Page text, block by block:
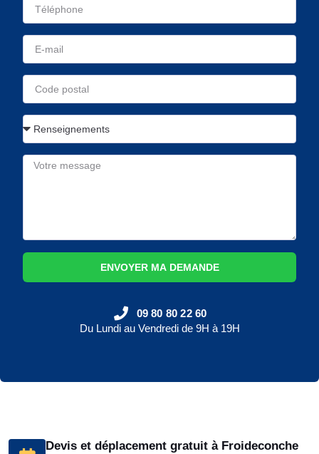
Devis et déplacement gratuit à Froideconche
ENVOYER MA DEMANDE
09 80 80 22 60
Du Lundi au Vendredi de 9H à 19H